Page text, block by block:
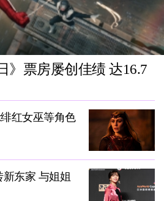
》票房屡创佳绩 达16.7
红女巫等角色
新东家 与姐姐